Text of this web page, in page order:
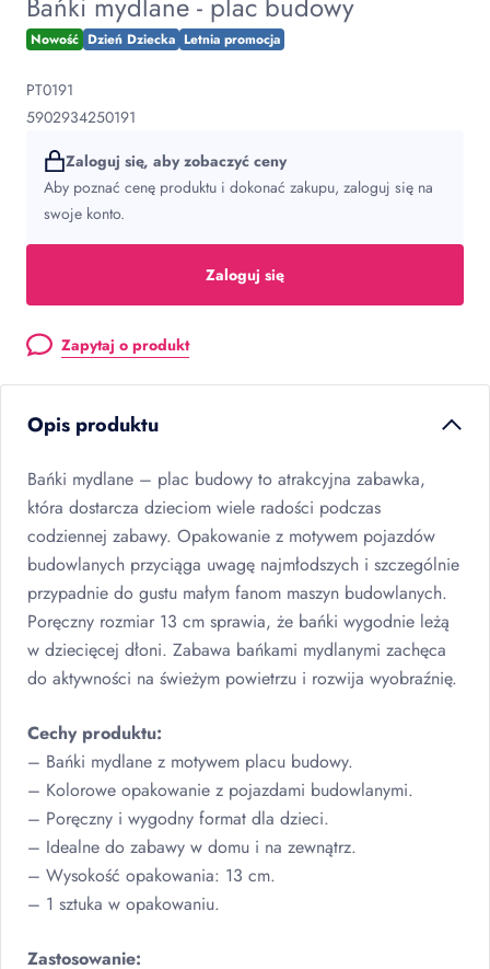
Nowość Dzień Dziecka Letnia promocja
PT0191
5902934250191
Zaloguj się, aby zobaczyć ceny
Aby poznać cenę produktu i dokonać zakupu, zaloguj się na
swoje konto.
Zaloguj się
Zapytaj o produkt
Opis produktu
Bańki mydlane – plac budowy to atrakcyjna zabawka,
która dostarcza dzieciom wiele radości podczas
codziennej zabawy. Opakowanie z motywem pojazdów
budowlanych przyciąga uwagę najmłodszych i szczególnie
przypadnie do gustu małym fanom maszyn budowlanych.
Poręczny rozmiar 13 cm sprawia, że bańki wygodnie leżą
w dziecięcej dłoni. Zabawa bańkami mydlanymi zachęca
do aktywności na świeżym powietrzu i rozwija wyobraźnię.
Cechy produktu:
– Bańki mydlane z motywem placu budowy.
– Kolorowe opakowanie z pojazdami budowlanymi.
– Poręczny i wygodny format dla dzieci.
– Idealne do zabawy w domu i na zewnątrz.
– Wysokość opakowania: 13 cm.
– 1 sztuka w opakowaniu.
Zastosowanie: